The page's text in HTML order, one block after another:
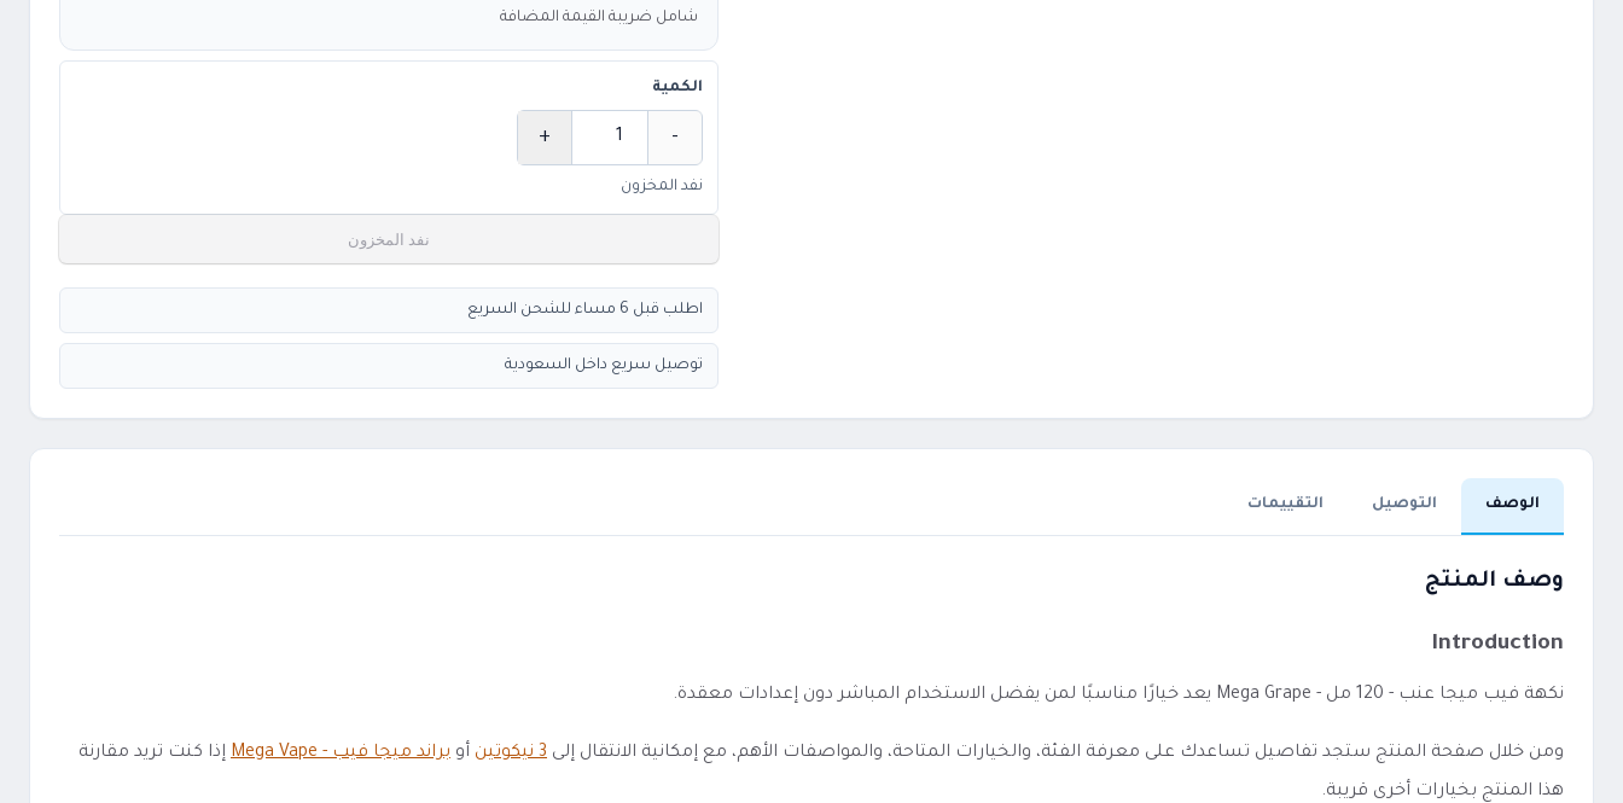
شامل ضريبة القيمة المضافة
الكمية
-
+
نفد المخزون
نفد المخزون
اطلب قبل 6 مساء للشحن السريع
توصيل سريع داخل السعودية
الوصف التوصيل التقييمات
وصف المنتج
Introduction
نكهة فيب ميجا عنب - 120 مل - Mega Grape يعد خيارًا مناسبًا لمن يفضل الاستخدام المباشر دون إعدادات معقدة.
ومن خلال صفحة المنتج ستجد تفاصيل تساعدك على معرفة الفئة، والخيارات المتاحة، والمواصفات الأهم، مع إمكانية الانتقال إلى 3 نيكوتين أو براند ميجا فيب - Mega Vape
إذا كنت تريد مقارنة
هذا المنتج بخيارات أخرى قريبة.